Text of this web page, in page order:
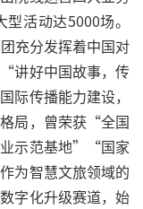
活动达5000场。
充分发挥着中国对
讲好中国故事，传
际传播能力建设，
局，曾荣获“全国
示范基地”“国家
为智慧文旅领域的
字化升级赛道，始